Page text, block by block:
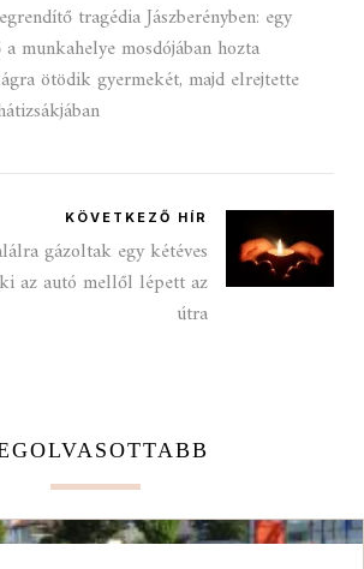
tragédia Jászberényben: egy
a munkahelye mosdójában hozta
ötödik gyermekét, majd elrejtette
KÖVETKEZŐ HÍR
gázoltak egy kétéves
az autó mellől lépett az
útra